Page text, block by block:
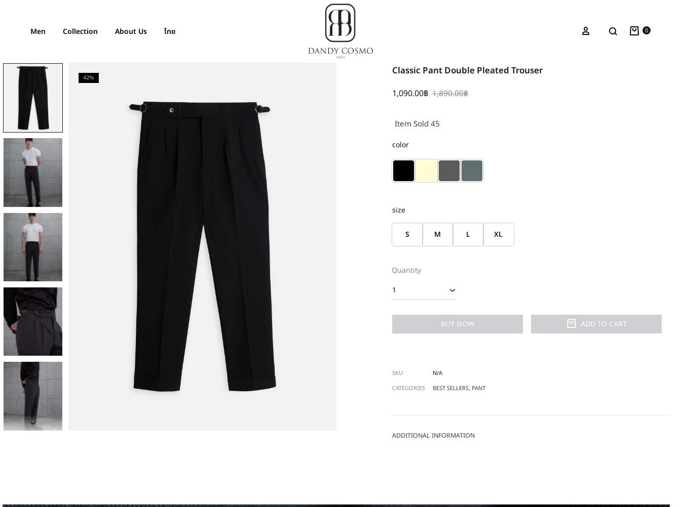
Men Collection About Us ไทย Sign inSearch Cart
0
42%
Classic Pant Double Pleated Trouser
1,090.00฿ 1,890.00฿
Item Sold 45
color
size
S M L XL
Quantity
1
BUY NOW ADD TO CART
SKU
N/A
CATEGORIES
BEST SELLERS, PANT
ADDITIONAL INFORMATION